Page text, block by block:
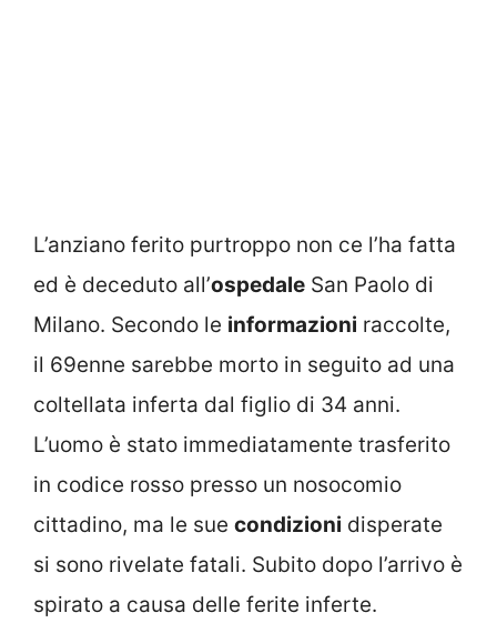
L’anziano ferito purtroppo non ce l’ha fatta
ed è deceduto all’ospedale San Paolo di
Milano. Secondo le informazioni raccolte,
il 69enne sarebbe morto in seguito ad una
coltellata inferta dal figlio di 34 anni.
L’uomo è stato immediatamente trasferito
in codice rosso presso un nosocomio
cittadino, ma le sue condizioni disperate
si sono rivelate fatali. Subito dopo l’arrivo è
spirato a causa delle ferite inferte.